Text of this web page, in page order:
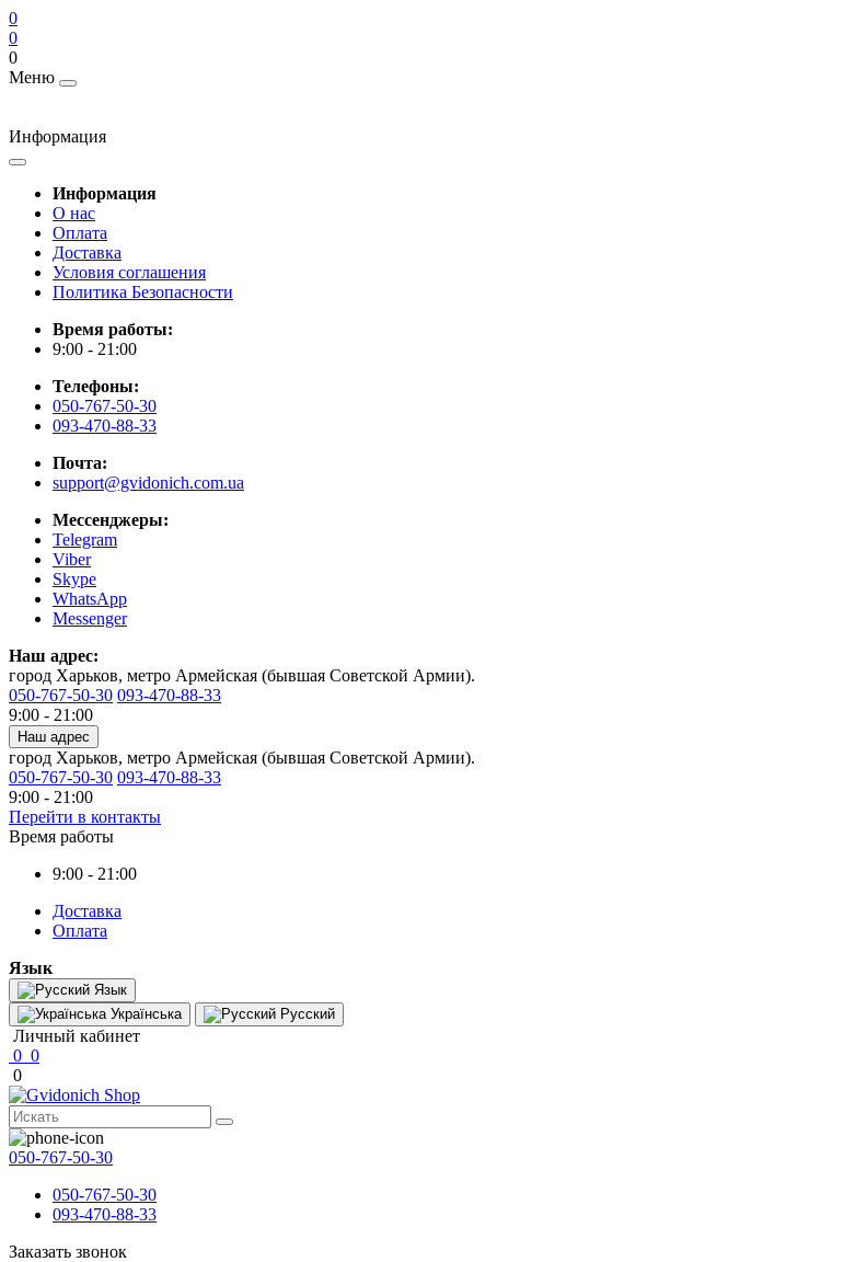
0
0
0
Меню
Информация
Информация
О нас
Оплата
Доставка
Условия соглашения
Политика Безопасности
Время работы:
9:00 - 21:00
Телефоны:
050-767-50-30
093-470-88-33
Почта:
support@gvidonich.com.ua
Мессенджеры:
Telegram
Viber
Skype
WhatsApp
Messenger
Наш адрес:
город Харьков, метро Армейская (бывшая Советской Армии).
050-767-50-30 093-470-88-33
9:00 - 21:00
Наш адрес
город Харьков, метро Армейская (бывшая Советской Армии).
050-767-50-30 093-470-88-33
9:00 - 21:00
Перейти в контакты
Время работы
9:00 - 21:00
Доставка
Оплата
Язык
Язык
Українська
Русский
Личный кабинет
0 0
0
050-767-50-30
050-767-50-30
093-470-88-33
Заказать звонок